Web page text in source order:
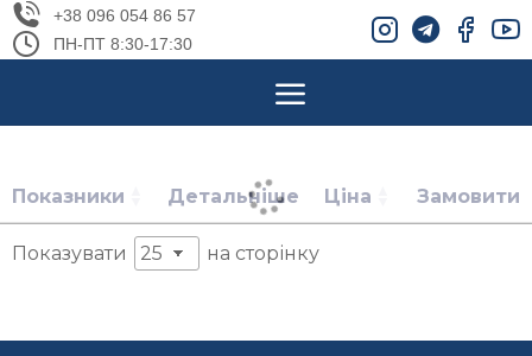
+38 096 054 86 57
ПН-ПТ 8:30-17:30
Показники Детальніше Ціна Замовити
Показувати на сторінку